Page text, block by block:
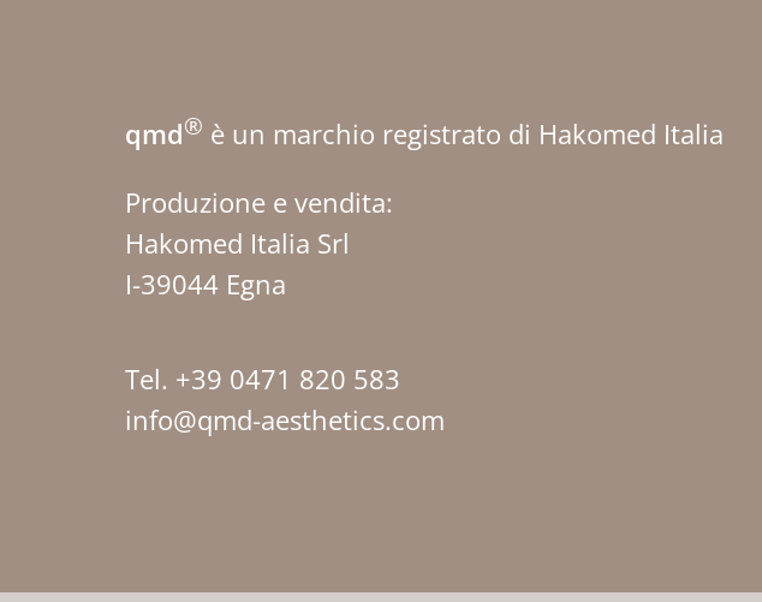
qmd® è un marchio registrato di Hakomed Italia
Produzione e vendita:
Hakomed Italia Srl
I-39044 Egna
Tel. +39 0471 820 583
info@qmd-aesthetics.com